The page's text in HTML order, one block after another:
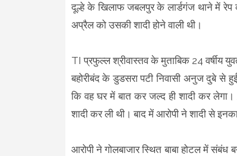
दूल्हे के खिलाफ जबलपुर के लार्डगंज थाने में
अप्रैल को उसकी शादी होने वाली थी।
TI प्रफुल्ल श्रीवास्तव के मुताबिक 24 वर्षीय
बहोरीबंद के डुडसरा पटी निवासी अनुज दुबे से
कि वह घर में बात कर जल्द ही शादी कर
शादी कर ली थी। बाद में आरोपी ने शादी से
आरोपी ने गोलबाजार स्थित बाबा होटल में